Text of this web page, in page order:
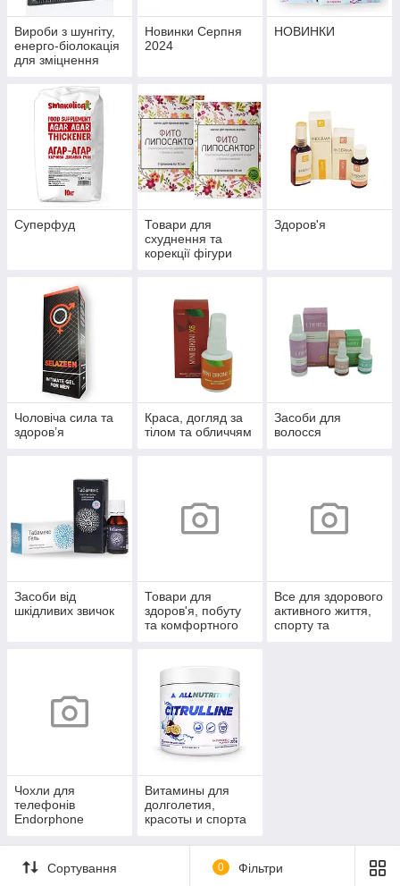
Вироби з шунгіту,
енерго-біолокація
для зміцнення
профілактики
хвороб
Новинки Серпня
2024
НОВИНКИ
Суперфуд
Товари для
схуднення та
корекції фігури
Здоров'я
Чоловіча сила та
здоров’я
Краса, догляд за
тілом та обличчям
Засоби для
волосся
Засоби від
шкідливих звичок
Товари для
здоров'я, побуту
та комфортного
Все для здорового
активного життя,
спорту та
Чохли для
телефонів
Endorphone
Витамины для
долголетия,
красоты и спорта
Сортування 0 Фільтри